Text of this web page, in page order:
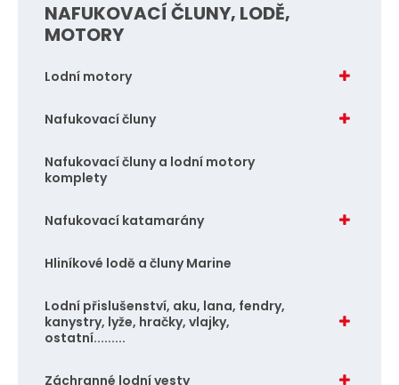
NAFUKOVACÍ ČLUNY, LODĚ,
MOTORY
Lodní motory
Nafukovací čluny
Nafukovací čluny a lodní motory
komplety
Nafukovací katamarány
Hliníkové lodě a čluny Marine
Lodní přislušenství, aku, lana, fendry,
kanystry, lyže, hračky, vlajky,
ostatní.........
Záchranné lodní vesty